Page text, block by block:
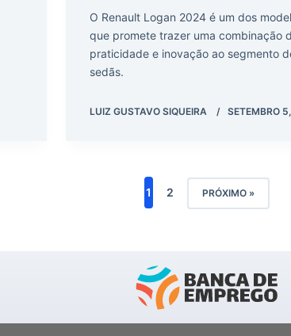
O Renault Logan 2024 é um dos
que promete trazer uma combinação
praticidade e inovação ao segmento
sedãs.
LUIZ GUSTAVO SIQUEIRA SETEMBRO
1 2 PRÓXIMO »